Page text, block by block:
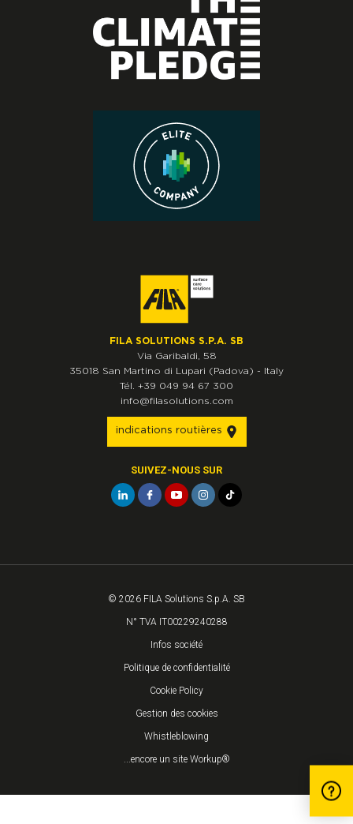
FILA SOLUTIONS S.P.A. SB
Via Garibaldi, 58
35018 San Martino di Lupari (Padova) - Italy
Tél. +39 049 94 67 300
info@filasolutions.com
indications routières
SUIVEZ-NOUS SUR
© 2026 FILA Solutions S.p.A. SB
N° TVA IT00229240288
Infos société
Politique de confidentialité
Cookie Policy
Gestion des cookies
Whistleblowing
...encore un site Workup®